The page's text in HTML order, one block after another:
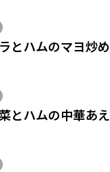
とハムのマヨ炒め
とハムの中華あえ